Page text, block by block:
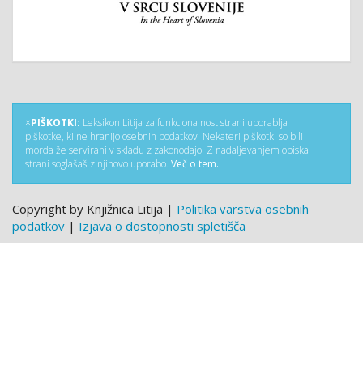
×PIŠKOTKI: Leksikon Litija za funkcionalnost strani uporablja
piškotke, ki ne hranijo osebnih podatkov. Nekateri piškotki so bili
morda že servirani v skladu z zakonodajo. Z nadaljevanjem obiska
strani soglašaš z njihovo uporabo. Več o tem.
Copyright by Knjižnica Litija | Politika varstva osebnih
podatkov | Izjava o dostopnosti spletišča